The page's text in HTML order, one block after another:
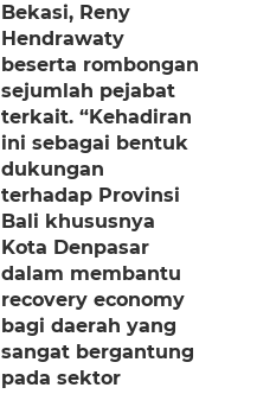
Bekasi, Reny
Hendrawaty
beserta rombongan
sejumlah pejabat
terkait. “Kehadiran
ini sebagai bentuk
dukungan
terhadap Provinsi
Bali khususnya
Kota Denpasar
dalam membantu
recovery economy
bagi daerah yang
sangat bergantung
pada sektor